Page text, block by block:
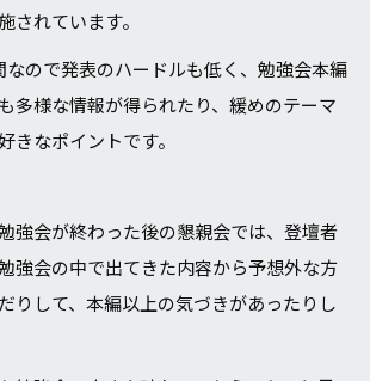
されています。
ので発表のハードルも低く、勉強会本編
多様な情報が得られたり、緩めのテーマ
きなポイントです。
強会が終わった後の懇親会では、登壇者
強会の中で出てきた内容から予想外な⽅
りして、本編以上の気づきがあったりし